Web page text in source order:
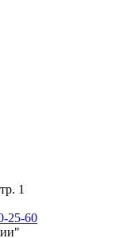
1
25-60